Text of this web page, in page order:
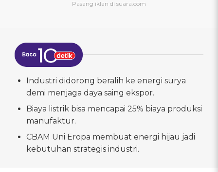
Industri didorong beralih ke energi surya
demi menjaga daya saing ekspor.
Biaya listrik bisa mencapai 25% biaya produksi
manufaktur.
CBAM Uni Eropa membuat energi hijau jadi
kebutuhan strategis industri.